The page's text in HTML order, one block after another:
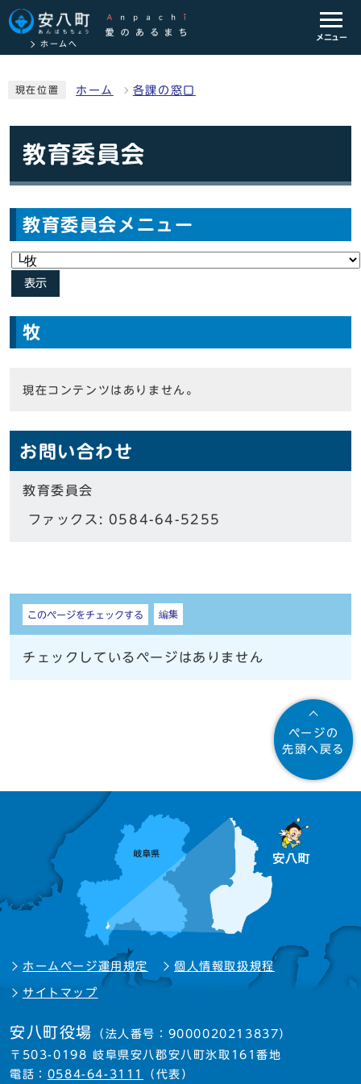
ホームへ
メニュー
現在位置 ホーム 各課の窓口
教育委員会
教育委員会メニュー
表示
牧
現在コンテンツはありません。
お問い合わせ
教育委員会
ファックス: 0584-64-5255
しおり
このページをチェックする 編集
チェックしているページはありません
ページの
先頭へ戻る
ホームページ運用規定 個人情報取扱規程
サイトマップ
安八町役場 （法人番号：9000020213837）
〒503-0198 岐阜県安八郡安八町氷取161番地
電話： 0584-64-3111 （代表）